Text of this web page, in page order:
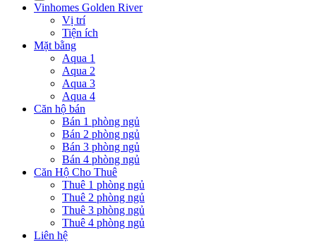
Vinhomes Golden River
Vị trí
Tiện ích
Mặt bằng
Aqua 1
Aqua 2
Aqua 3
Aqua 4
Căn hộ bán
Bán 1 phòng ngủ
Bán 2 phòng ngủ
Bán 3 phòng ngủ
Bán 4 phòng ngủ
Căn Hộ Cho Thuê
Thuê 1 phòng ngủ
Thuê 2 phòng ngủ
Thuê 3 phòng ngủ
Thuê 4 phòng ngủ
Liên hệ